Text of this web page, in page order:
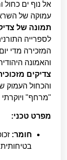
אל נוף ים
עמוקה של
תמונה של
לספרייה
המזכירה מדי
והאמונה
צדיקים
והכחול העמוק
"מרחף"
מפרט טכני:
חומר:
בטיחותית